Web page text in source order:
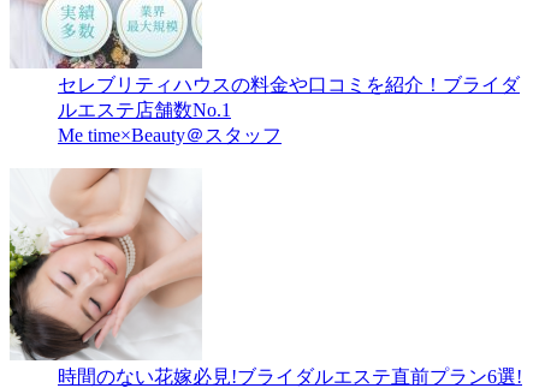
セレブリティハウスの料金や口コミを紹介！ブライダ
ルエステ店舗数No.1
Me time×Beauty＠スタッフ
時間のない花嫁必見!ブライダルエステ直前プラン6選!